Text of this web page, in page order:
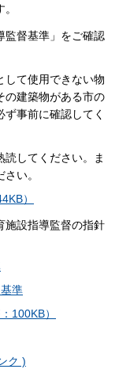
監督基準」をご確認
して使用できない物
の建築物がある市の
事前に確認してく
読してください。ま
い。
）
施設指導監督の指針
準
100KB）
ク )